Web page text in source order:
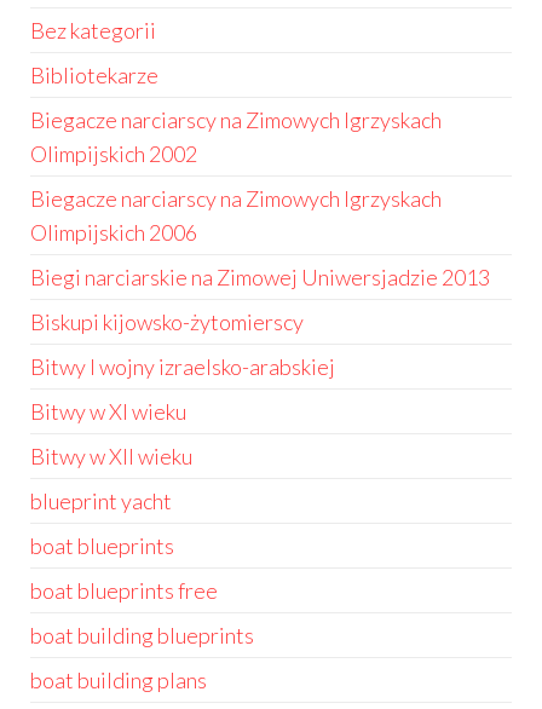
Bez kategorii
Bibliotekarze
Biegacze narciarscy na Zimowych Igrzyskach
Olimpijskich 2002
Biegacze narciarscy na Zimowych Igrzyskach
Olimpijskich 2006
Biegi narciarskie na Zimowej Uniwersjadzie 2013
Biskupi kijowsko-żytomierscy
Bitwy I wojny izraelsko-arabskiej
Bitwy w XI wieku
Bitwy w XII wieku
blueprint yacht
boat blueprints
boat blueprints free
boat building blueprints
boat building plans